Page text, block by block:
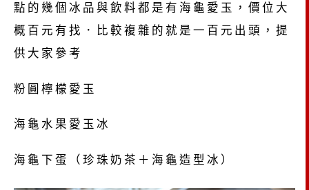
點的幾個冰品與飲料都是有海龜愛玉，價位大
概百元有找．比較複雜的就是一百元出頭，提
供大家參考
粉圓檸檬愛玉
海龜水果愛玉冰
海龜下蛋（珍珠奶茶＋海龜造型冰）